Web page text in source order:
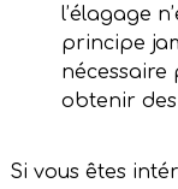
l’élagage
principe
nécessaire
obtenir
Si vous êtes